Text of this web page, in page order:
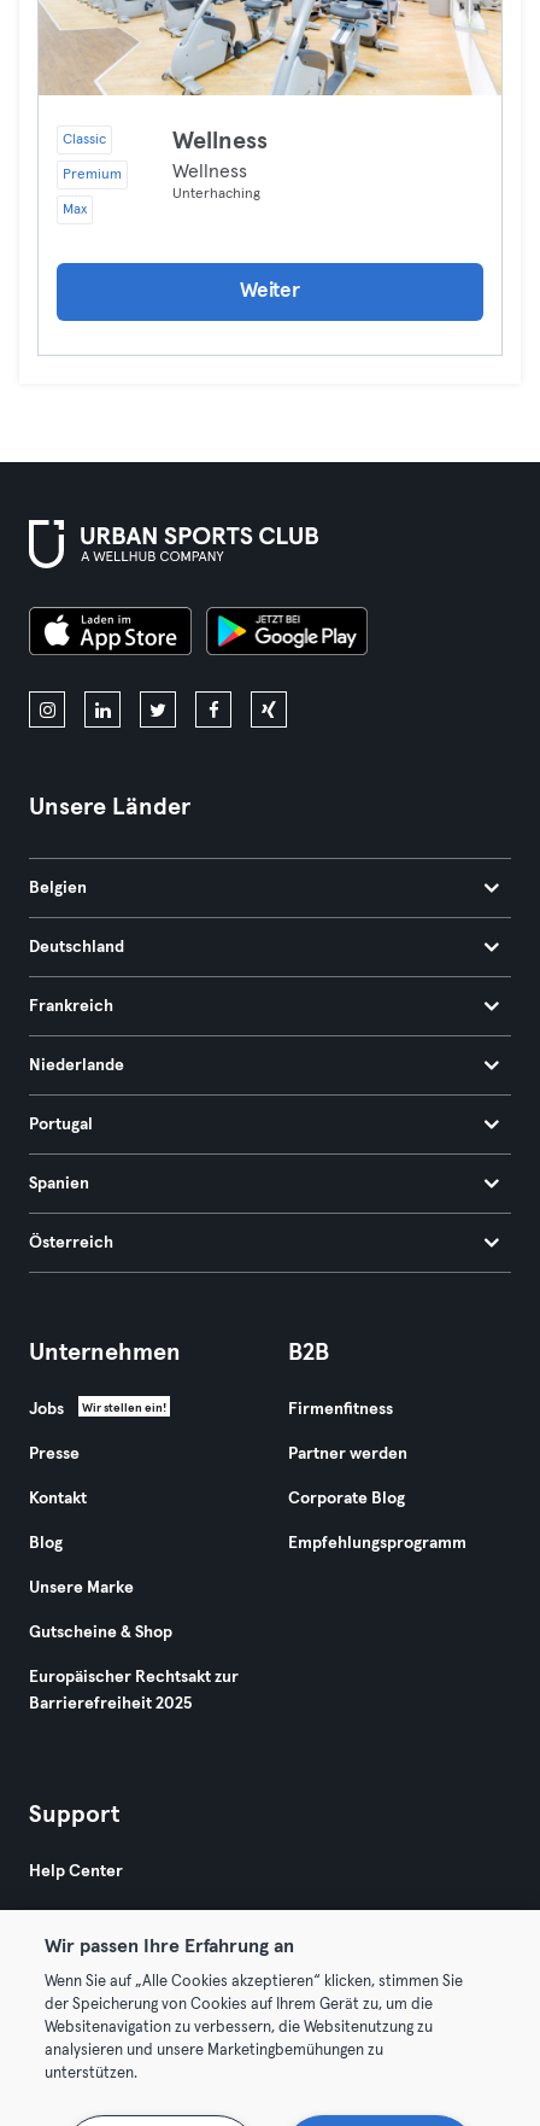
Classic
Premium
Max
Wellness
Wellness
Unterhaching
Weiter
Unsere Länder
Belgien
Deutschland
Frankreich
Niederlande
Portugal
Spanien
Österreich
Unternehmen
Jobs Wir stellen ein!
Presse
Kontakt
Blog
Unsere Marke
Gutscheine & Shop
Europäischer Rechtsakt zur
Barrierefreiheit 2025
B2B
Firmenfitness
Partner werden
Corporate Blog
Empfehlungsprogramm
Support
Help Center
© 2026 Urban Sports Group GmbH. All rights reserved.
AGB Datenschutz
Vertrag hier kündigen Hier Verträge widerrufen
Wir passen Ihre Erfahrung an
Wenn Sie auf „Alle Cookies akzeptieren“ klicken, stimmen Sie
der Speicherung von Cookies auf Ihrem Gerät zu, um die
Websitenavigation zu verbessern, die Websitenutzung zu
analysieren und unsere Marketingbemühungen zu
unterstützen.